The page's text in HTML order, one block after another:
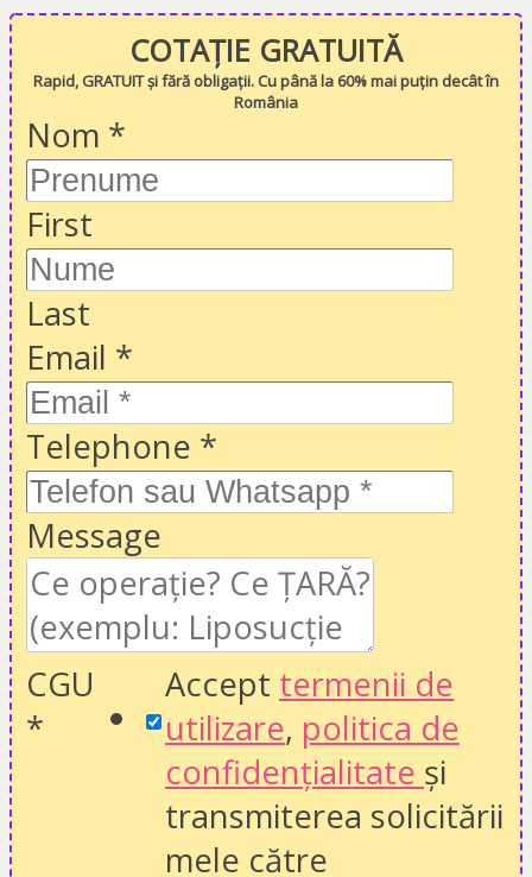
COTAȚIE GRATUITĂ
Rapid, GRATUIT și fără obligații. Cu până la 60% mai puțin decât în
România
Nom *
First
Last
Email *
Telephone *
Message
CGU
*
Accept termenii de
utilizare, politica de
confidențialitate și
transmiterea solicitării
mele către